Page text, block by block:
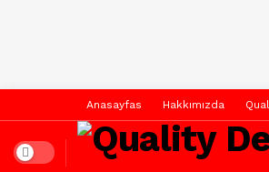
Anasayfas Hakkımızda
Dark mode